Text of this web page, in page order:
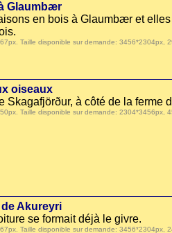
Glaumbær
en bois à Glaumbær et
Taille disponible sur demande: 3456*2304px,
oiseaux
Skagafjörður, à côté de la ferme
Taille disponible sur demande: 2304*3456px,
Akureyri
se formait déjà le givre.
Taille disponible sur demande: 3456*2304px,